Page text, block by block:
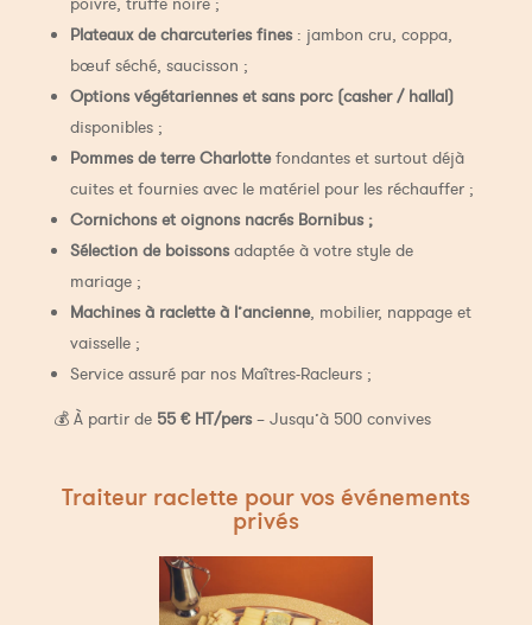
Plateaux de charcuteries fines: jambon cru, coppa,
bœuf séché, saucisson ;
Options végétariennes et sans porc (casher / hallal)
disponibles ;
Pommes de terre Charlottefondantes et surtout déjà
cuites et fournies avec le matériel pour les réchauffer ;
Cornichons et oignons nacrés Bornibus ;
Sélection de boissonsadaptée à votre style de
mariage ;
Machines à raclette à l’ancienne, mobilier, nappage et
vaisselle ;
Service assuré par nos Maîtres-Racleurs ;
💰 À partir de 55 € HT/pers– Jusqu’à 500 convives
Traiteur raclette pour vos événements
privés